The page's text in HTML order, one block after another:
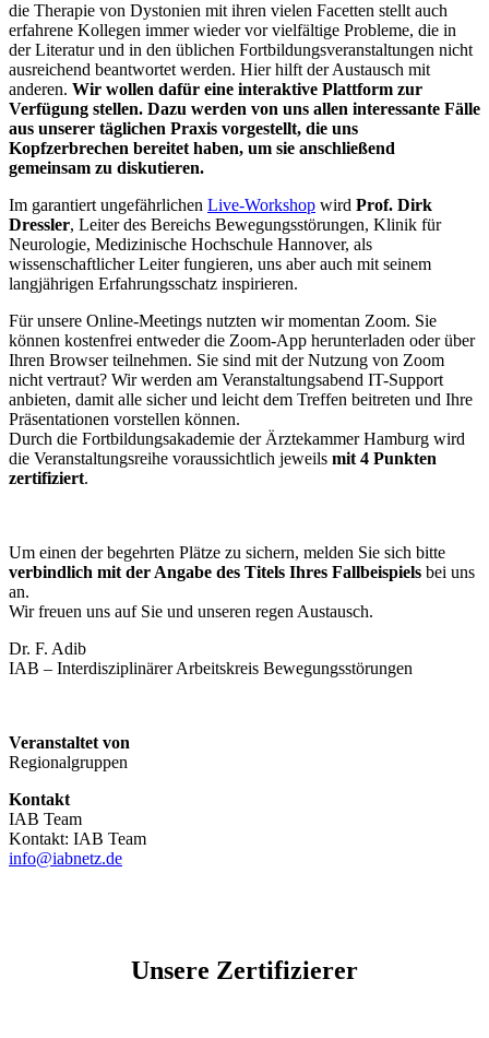
die Therapie von Dystonien mit ihren vielen Facetten stellt auch
erfahrene Kollegen immer wieder vor vielfältige Probleme, die in
der Literatur und in den üblichen Fortbildungsveranstaltungen nicht
ausreichend beantwortet werden. Hier hilft der Austausch mit
anderen. Wir wollen dafür eine interaktive Plattform zur
Verfügung stellen. Dazu werden von uns allen interessante Fälle
aus unserer täglichen Praxis vorgestellt, die uns
Kopfzerbrechen bereitet haben, um sie anschließend
gemeinsam zu diskutieren.
Im garantiert ungefährlichen Live-Workshop wird Prof. Dirk
Dressler, Leiter des Bereichs Bewegungsstörungen, Klinik für
Neurologie, Medizinische Hochschule Hannover, als
wissenschaftlicher Leiter fungieren, uns aber auch mit seinem
langjährigen Erfahrungsschatz inspirieren.
Für unsere Online-Meetings nutzten wir momentan Zoom. Sie
können kostenfrei entweder die Zoom-App herunterladen oder über
Ihren Browser teilnehmen. Sie sind mit der Nutzung von Zoom
nicht vertraut? Wir werden am Veranstaltungsabend IT-Support
anbieten, damit alle sicher und leicht dem Treffen beitreten und Ihre
Präsentationen vorstellen können.
Durch die Fortbildungsakademie der Ärztekammer Hamburg wird
die Veranstaltungsreihe voraussichtlich jeweils mit 4 Punkten
zertifiziert.
Um einen der begehrten Plätze zu sichern, melden Sie sich bitte
verbindlich mit der Angabe des Titels Ihres Fallbeispiels bei uns
an.
Wir freuen uns auf Sie und unseren regen Austausch.
Dr. F. Adib
IAB – Interdisziplinärer Arbeitskreis Bewegungsstörungen
Veranstaltet von
Regionalgruppen
Kontakt
IAB Team
Kontakt: IAB Team
info@iabnetz.de
Unsere Zertifizierer